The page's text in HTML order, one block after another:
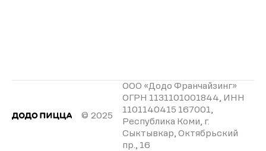
© 2025
ООО «Додо Франчайзинг»
ОГРН 1131101001844, ИНН
1101140415 167001,
Республика Коми, г.
Сыктывкар, Октябрьский
пр., 16